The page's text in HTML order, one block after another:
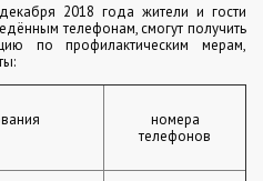
2018 года жители и гости
телефонам, смогут получить
по профилактическим мерам,
номера
телефонов